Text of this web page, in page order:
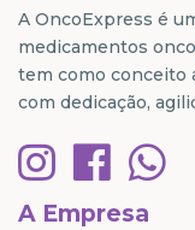
A OncoExpress é
medicamentos
tem como conceito
com dedicação,
A Empresa